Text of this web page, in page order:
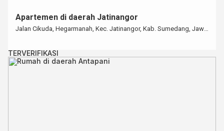
Apartemen di daerah Jatinangor
Jalan Cikuda, Hegarmanah, Kec. Jatinangor, Kab. Sumedang, Jawa Barat, 45363
TERVERIFIKASI